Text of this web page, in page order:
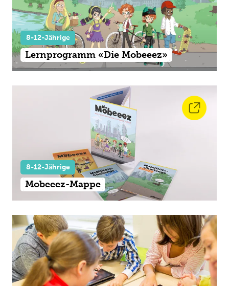
8-12-Jährige
Lernprogramm «Die Mobeeez»
8-12-Jährige
Mobeeez-Mappe